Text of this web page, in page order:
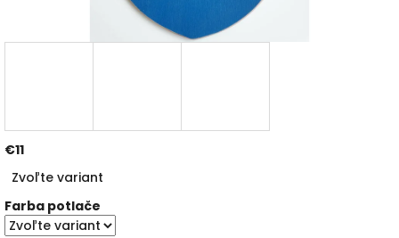
€11
cena:
Zvoľte variant
Farba potlače